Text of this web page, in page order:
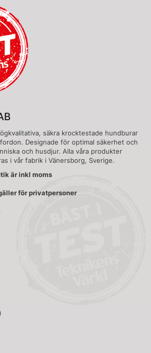
säkra krocktestade hundburar
Designade för optimal säkerhet och
och husdjur. Alla våra produkter
i vår fabrik i Vänersborg, Sverige.
är inkl moms
för privatpersoner